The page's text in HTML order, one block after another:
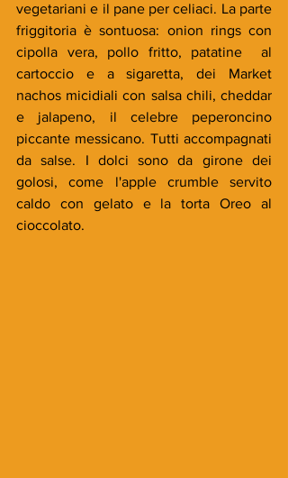
vegetariani e il pane per celiaci. La parte
friggitoria è sontuosa: onion rings con
cipolla vera, pollo fritto, patatine  al
cartoccio e a sigaretta, dei Market
nachos micidiali con salsa chili, cheddar
e jalapeno, il celebre peperoncino
piccante messicano. Tutti accompagnati
da salse. I dolci sono da girone dei
golosi, come l'apple crumble servito
caldo con gelato e la torta Oreo al
cioccolato.